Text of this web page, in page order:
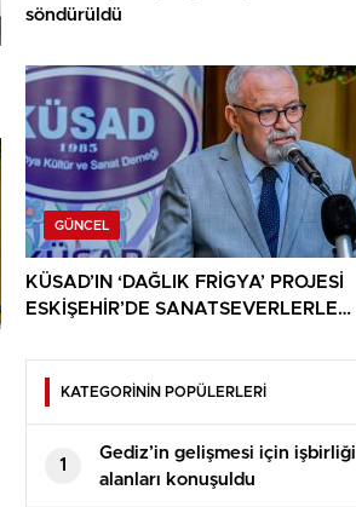
söndürüldü
GÜNCEL
KÜSAD’IN ‘DAĞLIK FRİGYA’ PROJESİ
ESKİŞEHİR’DE SANATSEVERLERLE
KATEGORİNİN POPÜLERLERİ
1
Gediz’in gelişmesi için işbirliği
alanları konuşuldu